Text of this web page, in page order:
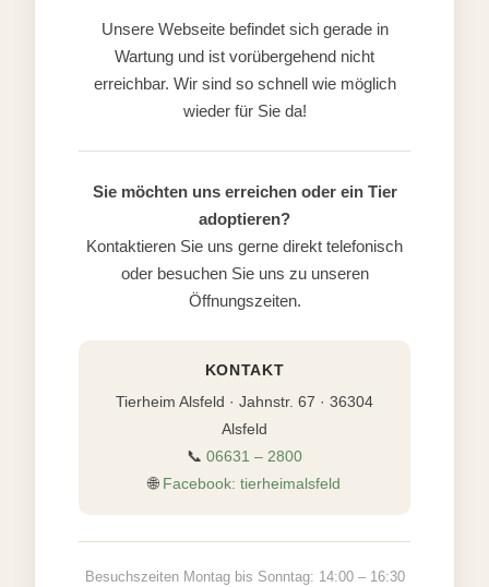
Unsere Webseite befindet sich gerade in
Wartung und ist vorübergehend nicht
erreichbar. Wir sind so schnell wie möglich
wieder für Sie da!
Sie möchten uns erreichen oder ein Tier
adoptieren?
Kontaktieren Sie uns gerne direkt telefonisch
oder besuchen Sie uns zu unseren
Öffnungszeiten.
KONTAKT
Tierheim Alsfeld · Jahnstr. 67 · 36304
Alsfeld
📞 06631 – 2800
🌐 Facebook: tierheimalsfeld
Besuchszeiten Montag bis Sonntag: 14:00 – 16:30